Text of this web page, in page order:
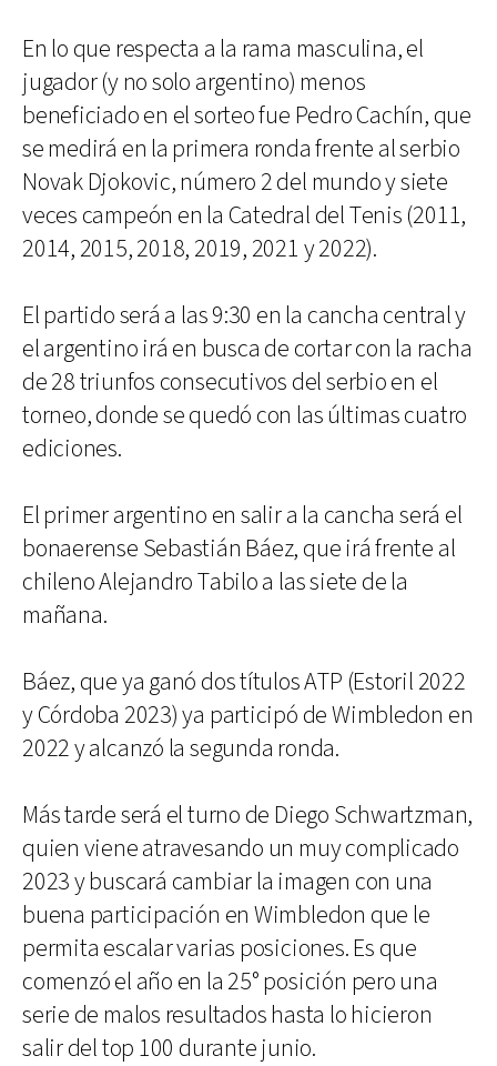
En lo que respecta a la rama masculina, el
jugador (y no solo argentino) menos
beneficiado en el sorteo fue Pedro Cachín, que
se medirá en la primera ronda frente al serbio
Novak Djokovic, número 2 del mundo y siete
veces campeón en la Catedral del Tenis (2011,
2014, 2015, 2018, 2019, 2021 y 2022).
El partido será a las 9:30 en la cancha central y
el argentino irá en busca de cortar con la racha
de 28 triunfos consecutivos del serbio en el
torneo, donde se quedó con las últimas cuatro
ediciones.
El primer argentino en salir a la cancha será el
bonaerense Sebastián Báez, que irá frente al
chileno Alejandro Tabilo a las siete de la
mañana.
Báez, que ya ganó dos títulos ATP (Estoril 2022
y Córdoba 2023) ya participó de Wimbledon en
2022 y alcanzó la segunda ronda.
Más tarde será el turno de Diego Schwartzman,
quien viene atravesando un muy complicado
2023 y buscará cambiar la imagen con una
buena participación en Wimbledon que le
permita escalar varias posiciones. Es que
comenzó el año en la 25° posición pero una
serie de malos resultados hasta lo hicieron
salir del top 100 durante junio.